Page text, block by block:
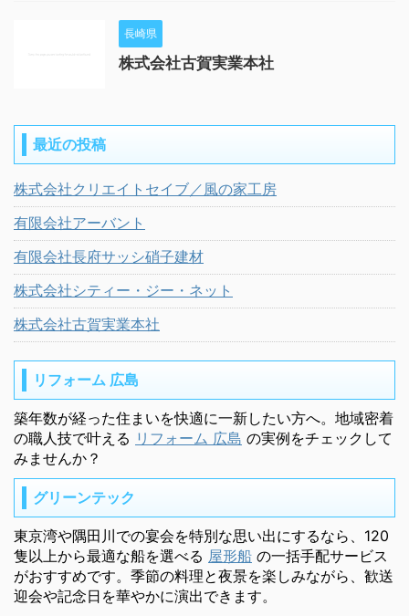
長崎県
株式会社古賀実業本社
最近の投稿
株式会社クリエイトセイブ／風の家工房
有限会社アーバント
有限会社長府サッシ硝子建材
株式会社シティー・ジー・ネット
株式会社古賀実業本社
リフォーム 広島
築年数が経った住まいを快適に一新したい方へ。地域密着
の職人技で叶える リフォーム 広島 の実例をチェックして
みませんか？
グリーンテック
東京湾や隅田川での宴会を特別な思い出にするなら、120
隻以上から最適な船を選べる 屋形船 の一括手配サービス
がおすすめです。季節の料理と夜景を楽しみながら、歓送
迎会や記念日を華やかに演出できます。